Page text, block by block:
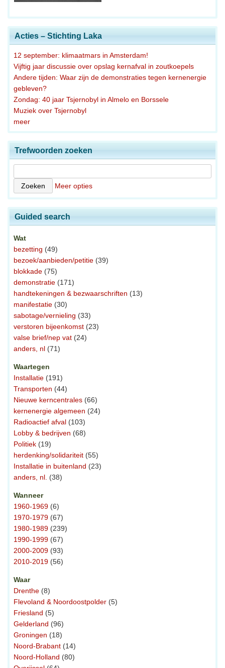
Acties – Stichting Laka
12 september: klimaatmars in Amsterdam!
Vijftig jaar discussie over opslag kernafval in zoutkoepels
Andere tijden: Waar zijn de demonstraties tegen kernenergie
gebleven?
Zondag: 40 jaar Tsjernobyl in Almelo en Borssele
Muziek over Tsjernobyl
meer
Trefwoorden zoeken
Meer opties
Guided search
Wat
bezetting (49)
bezoek/aanbieden/petitie (39)
blokkade (75)
demonstratie (171)
handtekeningen & bezwaarschriften (13)
manifestatie (30)
sabotage/vernieling (33)
verstoren bijeenkomst (23)
valse brief/nep vat (24)
anders, nl (71)
Waartegen
Installatie (191)
Transporten (44)
Nieuwe kerncentrales (66)
kernenergie algemeen (24)
Radioactief afval (103)
Lobby & bedrijven (68)
Politiek (19)
herdenking/solidariteit (55)
Installatie in buitenland (23)
anders, nl. (38)
Wanneer
1960-1969 (6)
1970-1979 (67)
1980-1989 (239)
1990-1999 (67)
2000-2009 (93)
2010-2019 (56)
Waar
Drenthe (8)
Flevoland & Noordoostpolder (5)
Friesland (5)
Gelderland (96)
Groningen (18)
Noord-Brabant (14)
Noord-Holland (80)